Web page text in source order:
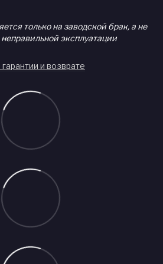
только на заводской брак, а не
эксплуатации
и возврате